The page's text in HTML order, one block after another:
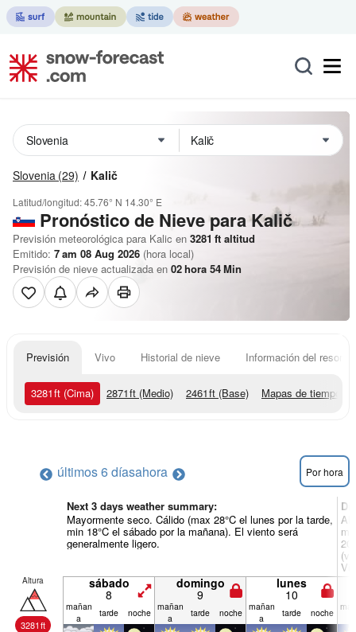
Slovenia (29) Kalič
Latitud/longitud:45.76° N 14.30° E
Pronóstico de Nievepara Kalič
Previsión meteorológica para Kalic en 3281 ft altitud
Emitido: 7 am 08 Aug 2026 (hora local)
Previsión de nieve actualizada en 02hora 54Min
Previsión Vivo Historial de nieve Información del resort
3281ft (Cima) 2871ft (Medio) 2461ft (Base) Mapas de tiempo
últimos 6 díasahora Por hora
Next 3 days weather summary:
Mayormente seco. Cálido (max 28°C el lunes por la tarde,
min 18°C el sábado por la mañana). El viento será
generalmente ligero.
Altura
3281ft
sábado
8
domingo
9
lunes
10
mañan
a
tarde noche mañan
a
tarde noche mañan
a
tarde noche